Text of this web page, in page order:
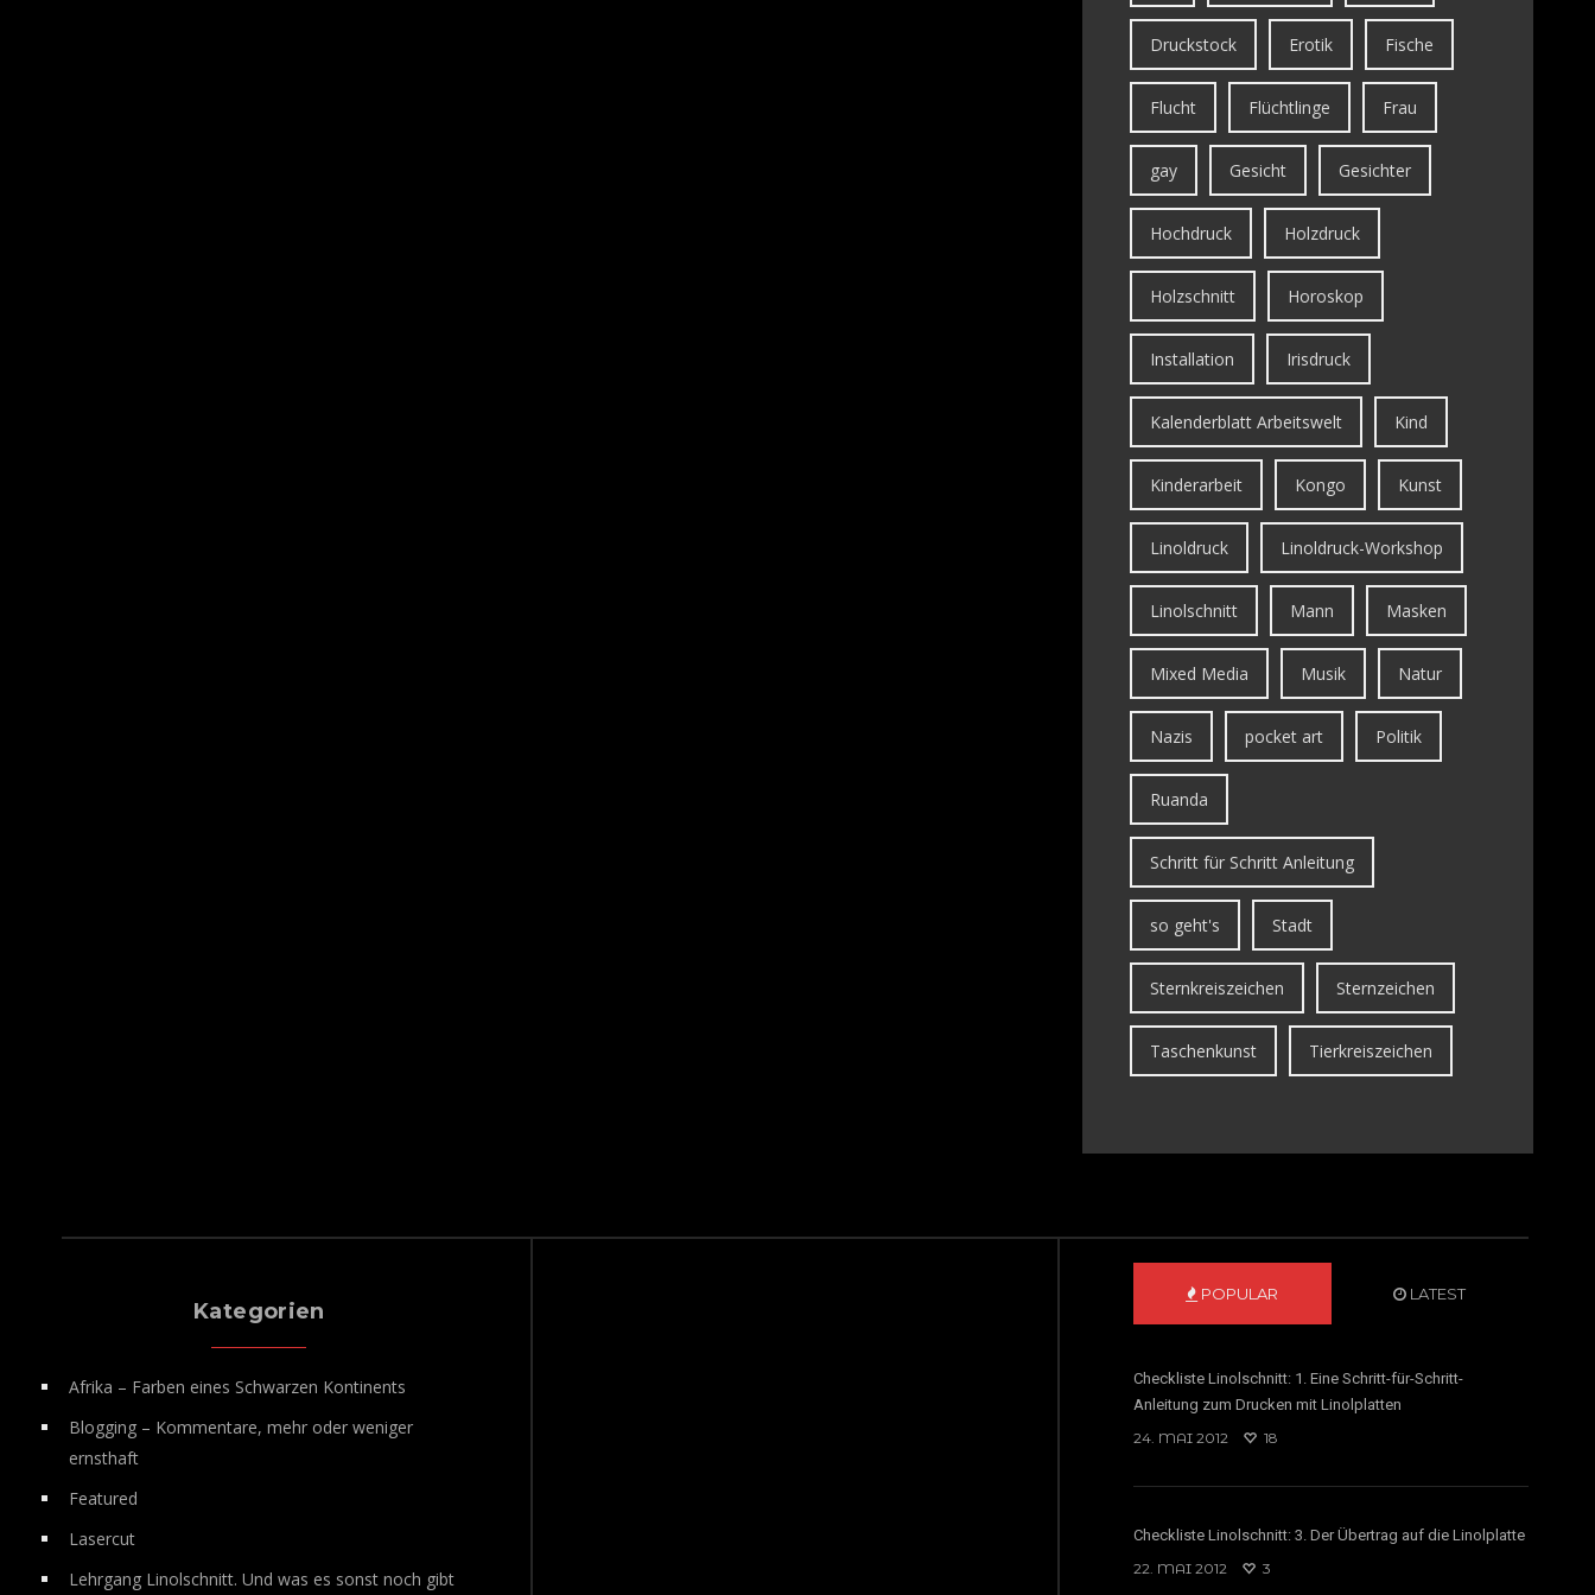
Druckstock Erotik Fische
Flucht Flüchtlinge Frau
gay Gesicht Gesichter
Hochdruck Holzdruck
Holzschnitt Horoskop
Installation Irisdruck
Kalenderblatt Arbeitswelt Kind
Kinderarbeit Kongo Kunst
Linoldruck Linoldruck-Workshop
Linolschnitt Mann Masken
Mixed Media Musik Natur
Nazis pocket art Politik
Ruanda
Schritt für Schritt Anleitung
so geht's Stadt
Sternkreiszeichen Sternzeichen
Taschenkunst Tierkreiszeichen
Kategorien
Afrika – Farben eines Schwarzen Kontinents
Blogging – Kommentare, mehr oder weniger
ernsthaft
Featured
Lasercut
Lehrgang Linolschnitt. Und was es sonst noch gibt
POPULAR LATEST
Checkliste Linolschnitt: 1. Eine Schritt-für-Schritt-
Anleitung zum Drucken mit Linolplatten
24. MAI 2012
18
Checkliste Linolschnitt: 3. Der Übertrag auf die Linolplatte
22. MAI 2012
3